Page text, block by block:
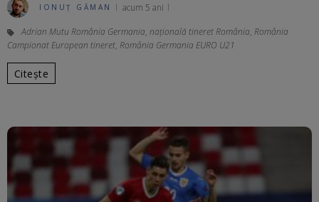
IONUȚ GĂMAN acum 5 ani
Adrian Mutu România Germania, națională tineret România, România
Campionat European tineret, România Germania EURO U21
Citește